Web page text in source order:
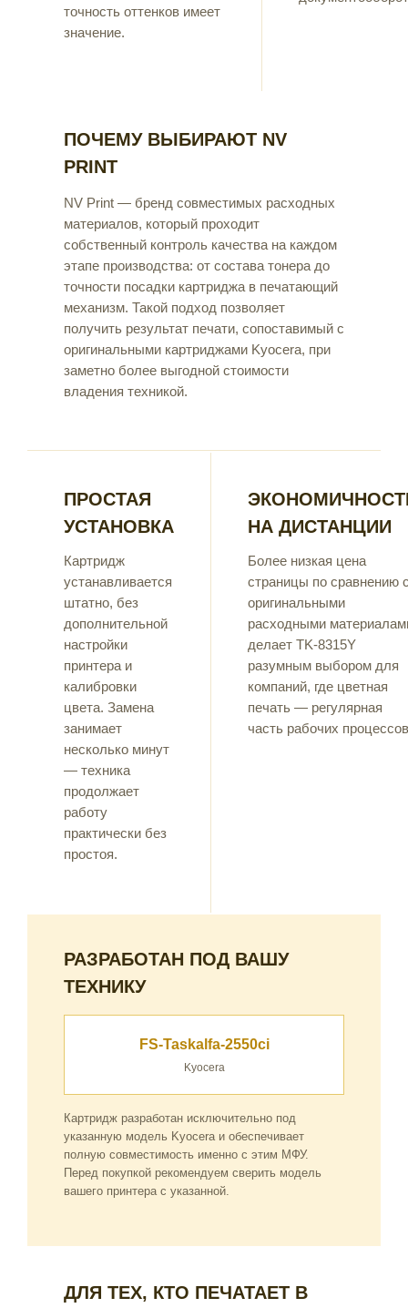
точность оттенков имеет
значение.
ПОЧЕМУ ВЫБИРАЮТ NV
PRINT
NV Print — бренд совместимых расходных
материалов, который проходит
собственный контроль качества на каждом
этапе производства: от состава тонера до
точности посадки картриджа в печатающий
механизм. Такой подход позволяет
получить результат печати, сопоставимый с
оригинальными картриджами Kyocera, при
заметно более выгодной стоимости
владения техникой.
ПРОСТАЯ
УСТАНОВКА
Картридж
устанавливается
штатно, без
дополнительной
настройки
принтера и
калибровки
цвета. Замена
занимает
несколько минут
— техника
продолжает
работу
практически без
простоя.
НА ДИСТАНЦИИ
Более низкая цена
страницы по сравнению
оригинальными
расходными
делает TK-8315Y
разумным выбором для
компаний, где цветная
печать — регулярная
часть рабочих
РАЗРАБОТАН ПОД ВАШУ
ТЕХНИКУ
FS-Taskalfa-2550ci
Kyocera
Картридж разработан исключительно под
указанную модель Kyocera и обеспечивает
полную совместимость именно с этим МФУ.
Перед покупкой рекомендуем сверить модель
вашего принтера с указанной.
ДЛЯ ТЕХ, КТО ПЕЧАТАЕТ В